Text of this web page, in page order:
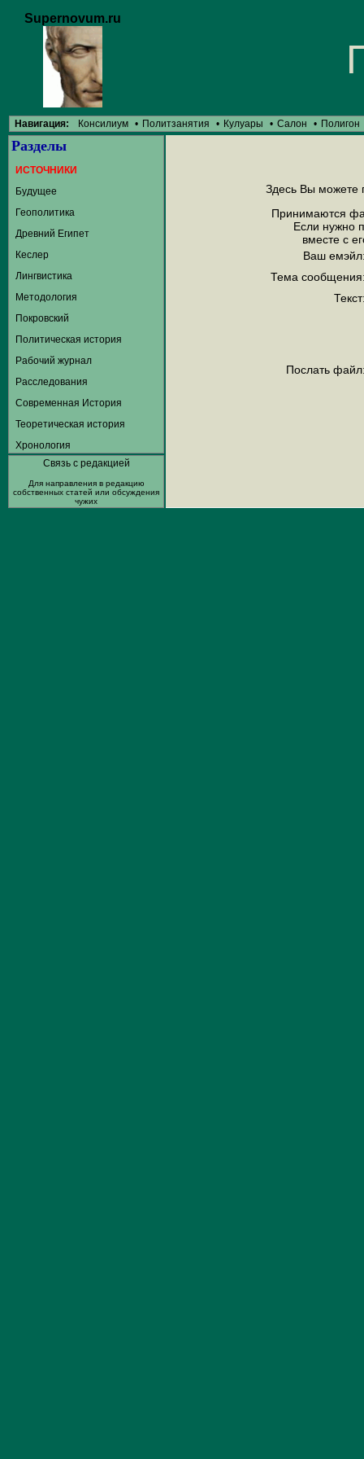
Supernovum.ru
Навигация: Консилиум • Политзанятия • Кулуары • Салон • Полигон
Разделы
ИСТОЧНИКИ
Будущее
Геополитика
Древний Египет
Кеслер
Лингвистика
Методология
Покровский
Политическая история
Рабочий журнал
Расследования
Современная История
Теоретическая история
Хронология
Здесь Вы можете
Принимаются
Если нужно
вместе с
Ваш
Тема
Послать
Связь с редакцией
Для направления в редакцию
собственных статей или обсуждения
чужих